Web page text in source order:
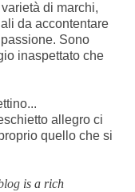
di marchi,
da accontentare
Sono
inaspettato che
allegro ci
quello che si
is a rich